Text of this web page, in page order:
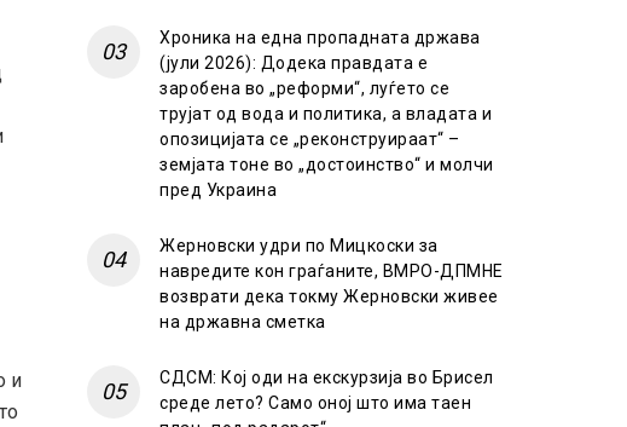
и
Хроника на една пропадната држава
(јули 2026): Додека правдата е
заробена во „реформи“, луѓето се
трујат од вода и политика, а владата и
опозицијата се „реконструираат“ –
земјата тоне во „достоинство“ и молчи
пред Украина
Жерновски удри по Мицкоски за
навредите кон граѓаните, ВМРО-ДПМНЕ
возврати дека токму Жерновски живее
на државна сметка
СДСМ: Кој оди на екскурзија во Брисел
среде лето? Само оној што има таен